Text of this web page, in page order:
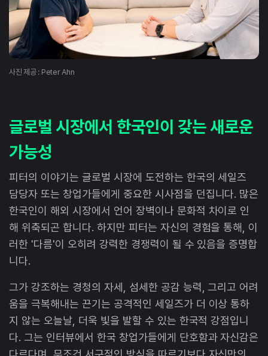
사진 제공 : Peter Ahn
글로벌 시장에서 한국인이 갖는 새로운
가능성
피터의 이야기는 글로벌 시장에 도전하는 한국의 세일즈
담당자 또는 창업가들에게 중요한 시사점을 던집니다. 많은
한국인이 해외 시장에서 언어 장벽이나 문화적 차이로 인
해 위축되곤 합니다. 하지만 피터는 자신의 경험을 통해, 이
러한 '다름'이 오히려 강력한 경쟁력이 될 수 있음을 증명합
니다.
그가 강조하는 경청의 자세, 섬세한 공감 능력, 그리고 어려
움을 극복해내는 끈기는 공격적인 세일즈가 더 이상 통하
지 않는 오늘날, 더욱 빛을 발할 수 있는 한국적 강점입니
다. 그는 인터뷰에서 한국 창업가들에게 단호함과 자신감은